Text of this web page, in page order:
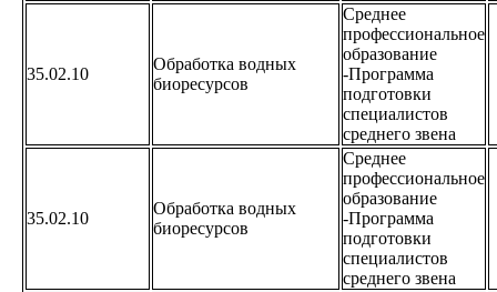
35.02.10
Обработка водных
биоресурсов
Среднее
профессиональное
образование
-Программа
подготовки
специалистов
среднего звена
35.02.10
Обработка водных
биоресурсов
Среднее
профессиональное
образование
-Программа
подготовки
специалистов
среднего звена